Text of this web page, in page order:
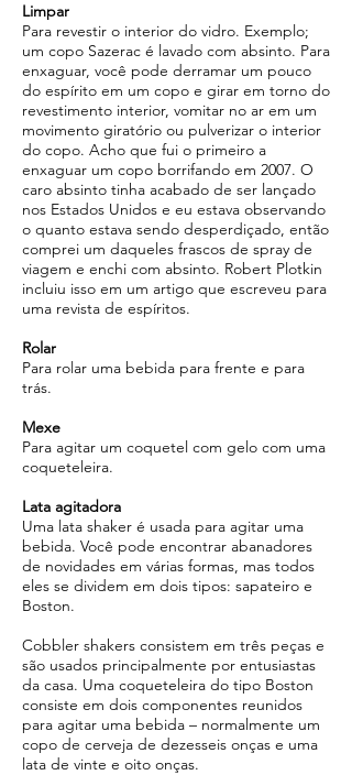
Limpar
Para revestir o interior do vidro. Exemplo;
um copo Sazerac é lavado com absinto. Para
enxaguar, você pode derramar um pouco
do espírito em um copo e girar em torno do
revestimento interior, vomitar no ar em um
movimento giratório ou pulverizar o interior
do copo. Acho que fui o primeiro a
enxaguar um copo borrifando em 2007. O
caro absinto tinha acabado de ser lançado
nos Estados Unidos e eu estava observando
o quanto estava sendo desperdiçado, então
comprei um daqueles frascos de spray de
viagem e enchi com absinto. Robert Plotkin
incluiu isso em um artigo que escreveu para
uma revista de espíritos.
Rolar
Para rolar uma bebida para frente e para
trás.
Mexe
Para agitar um coquetel com gelo com uma
coqueteleira.
Lata agitadora
Uma lata shaker é usada para agitar uma
bebida. Você pode encontrar abanadores
de novidades em várias formas, mas todos
eles se dividem em dois tipos: sapateiro e
Boston.
Cobbler shakers consistem em três peças e
são usados principalmente por entusiastas
da casa. Uma coqueteleira do tipo Boston
consiste em dois componentes reunidos
para agitar uma bebida – normalmente um
copo de cerveja de dezesseis onças e uma
lata de vinte e oito onças.